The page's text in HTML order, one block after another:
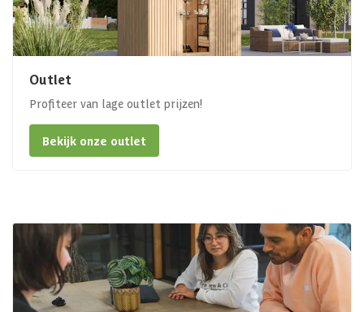
Outlet
Profiteer van lage outlet prijzen!
Bekijk onze outlet